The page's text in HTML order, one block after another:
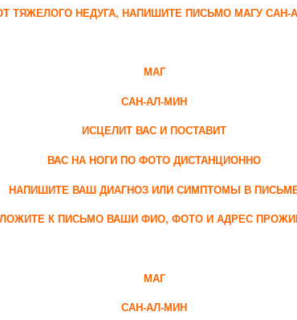
ТЯЖЕЛОГО НЕДУГА, НАПИШИТЕ ПИСЬМО МАГУ САН-
МАГ
САН-АЛ-МИН
ИСЦЕЛИТ ВАС И ПОСТАВИТ
ВАС НА НОГИ ПО ФОТО ДИСТАНЦИОННО
НАПИШИТЕ ВАШ ДИАГНОЗ ИЛИ СИМПТОМЫ В
К ПИСЬМО ВАШИ ФИО, ФОТО И АДРЕС
МАГ
САН-АЛ-МИН